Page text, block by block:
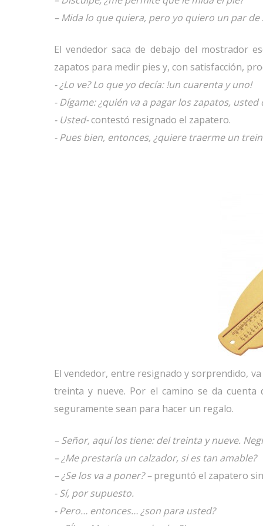
– Mida lo que quiera, pero yo quiero un par
El vendedor saca de debajo del mostrador
zapatos para medir pies y, con satisfacción,
- ¿Lo ve? Lo que yo decía: !un cuarenta y uno!
- Dígame: ¿quién va a pagar los zapatos, usted
- Usted-contestó resignado el zapatero.
- Pues bien, entonces, ¿quiere traerme un
El vendedor, entre resignado y sorprendido,
treinta y nueve. Por el camino se da
seguramente sean para hacer un regalo.
– Señor, aquí los tiene: del treinta y nueve.
– ¿Me prestaría un calzador, si es tan amable?
– ¿Se los va a poner? –preguntó el zapatero
- Sí, por supuesto.
- Pero… entonces… ¿son para usted?